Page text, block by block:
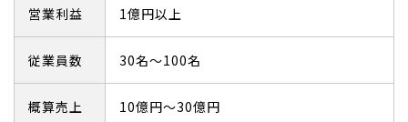
営業利益 1億円以上
従業員数 30名～100名
概算売上 10億円～30億円